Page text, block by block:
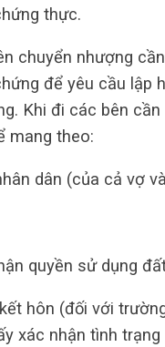
thực.
chuyển nhượng
để yêu cầu lập
Khi đi các bên
mang theo:
dân (của cả vợ
quyền sử dụng
hôn (đối với
xác nhận tình